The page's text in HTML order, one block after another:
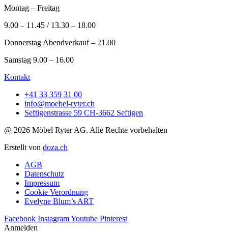
Montag – Freitag
9.00 – 11.45 / 13.30 – 18.00
Donnerstag Abendverkauf – 21.00
Samstag 9.00 – 16.00
Kontakt
+41 33 359 31 00
info@moebel-ryter.ch
Seftigenstrasse 59 CH-3662 Seftigen
@ 2026 Möbel Ryter AG. Alle Rechte vorbehalten
Erstellt von doza.ch
AGB
Datenschutz
Impressum
Cookie Verordnung
Evelyne Blum’s ART
Facebook InstagramYoutube Pinterest
Anmelden